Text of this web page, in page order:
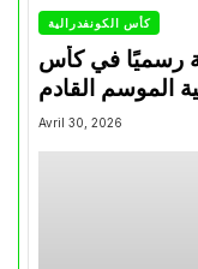
كأس الكونفدرالية
رسميًا في كأس
Avril 30, 2026